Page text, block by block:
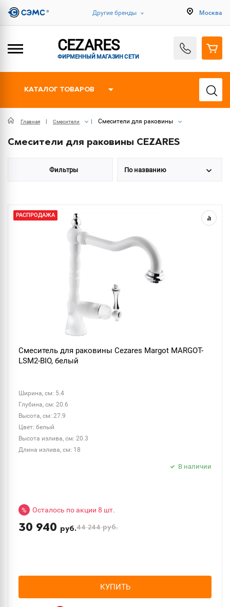
Другие бренды Москва
CEZARES
ФИРМЕННЫЙ МАГАЗИН СЕТИ
КАТАЛОГ ТОВАРОВ
Главная Смесители Смесители для раковины
Смесители для раковины CEZARES
Фильтры По названию
РАСПРОДАЖА
Смеситель для раковины Cezares Margot MARGOT-
LSM2-BIO, белый
Ширина, см: 5.4
Глубина, см: 20.6
Высота, см: 27.9
Цвет: белый
Высота излива, см: 20.3
Длина излива, см: 18
В наличии
% Осталось по акции 8 шт.
30 940 руб.44 244руб.
КУПИТЬ